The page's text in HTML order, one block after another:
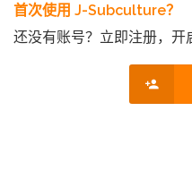
首次使用 J-Subculture？
还没有账号？立即注册，开